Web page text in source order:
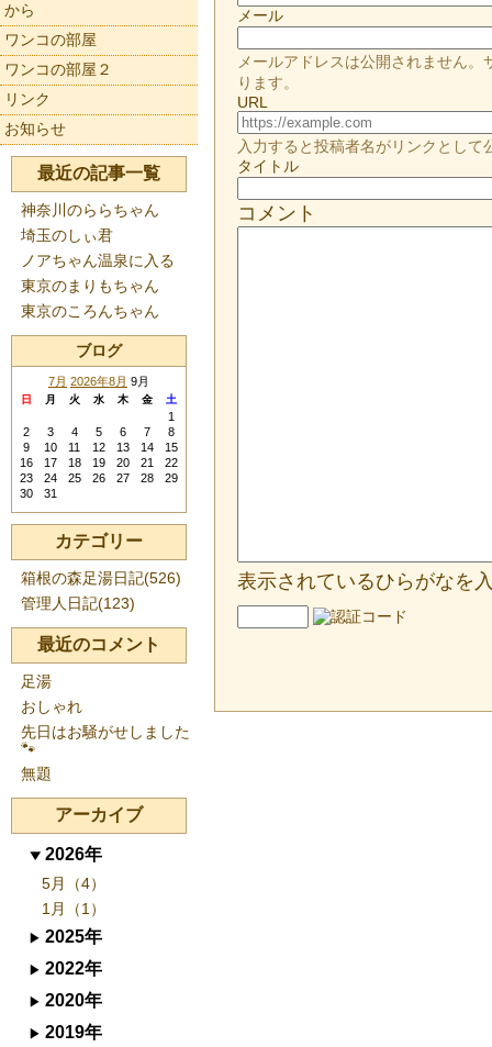
メール
メールアドレスは公開されません
ります。
URL
入力すると投稿者名がリンクとして
タイトル
コメント
表示されているひらがなを
から
ワンコの部屋
ワンコの部屋２
リンク
お知らせ
最近の記事一覧
神奈川のららちゃん
埼玉のしぃ君
ノアちゃん温泉に入る
東京のまりもちゃん
東京のころんちゃん
ブログ
7月 2026年8月 9月
日 月 火 水 木 金 土
1
2
3 4 5 6 7
8
9
10 11 12 13 14
15
16
17 18 19 20 21
22
23
24 25 26 27 28
29
30
31
カテゴリー
箱根の森足湯日記(526)
管理人日記(123)
最近のコメント
足湯
おしゃれ
先日はお騒がせしました
🐾
無題
アーカイブ
2026年
5月（4）
1月（1）
2025年
2022年
2020年
2019年